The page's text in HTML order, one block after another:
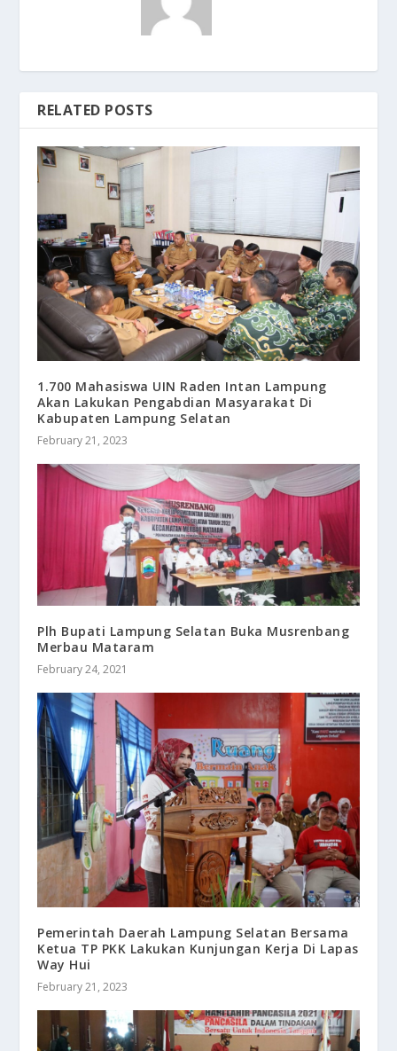
RELATED POSTS
1.700 Mahasiswa UIN Raden Intan Lampung
Akan Lakukan Pengabdian Masyarakat Di
Kabupaten Lampung Selatan
February 21, 2023
Plh Bupati Lampung Selatan Buka Musrenbang
Merbau Mataram
February 24, 2021
Pemerintah Daerah Lampung Selatan Bersama
Ketua TP PKK Lakukan Kunjungan Kerja Di Lapas
Way Hui
February 21, 2023